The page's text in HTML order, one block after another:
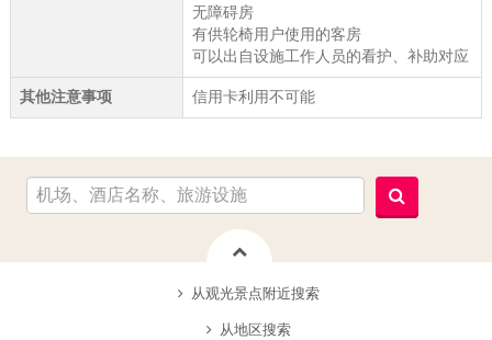
无障碍房
有供轮椅用户使用的客房
可以出自设施工作人员的看护、补助对应
其他注意事项 信用卡利用不可能
从观光景点附近搜索
从地区搜索